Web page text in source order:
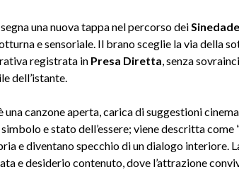
segna una nuova tappa nel percorso dei
e sensoriale. Il brano sceglie la via della
registrata in Presa Diretta, senza
dell’istante.
una canzone aperta, carica di suggestioni
e stato dell’essere; viene descritta come
e diventano specchio di un dialogo interiore.
e desiderio contenuto, dove l’attrazione